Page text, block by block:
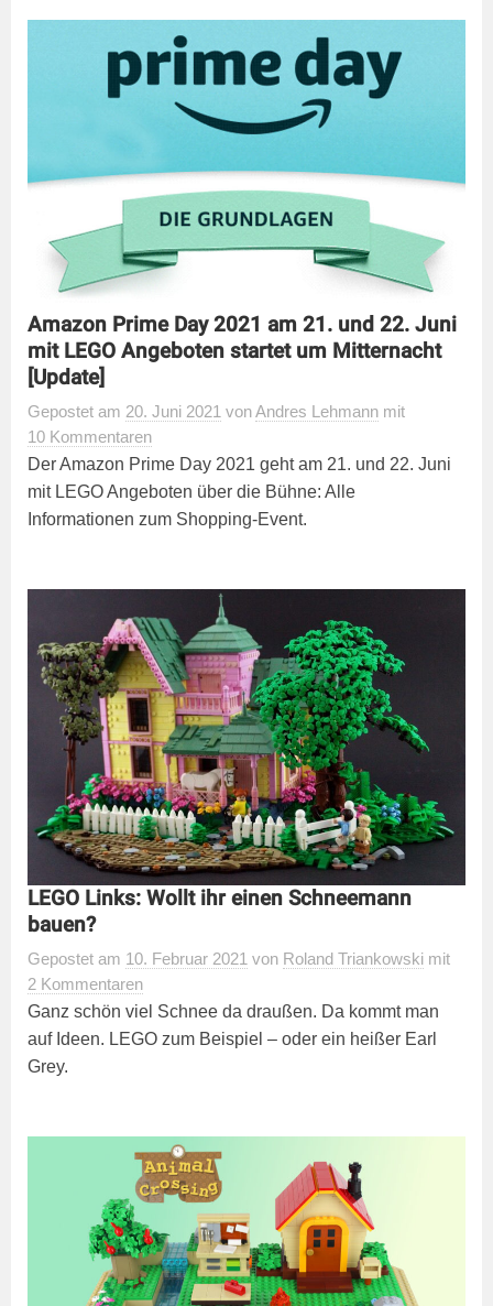
Amazon Prime Day 2021 am 21. und 22. Juni
mit LEGO Angeboten startet um Mitternacht
[Update]
Gepostet am 20. Juni 2021 vonAndres Lehmann mit
10 Kommentaren
Der Amazon Prime Day 2021 geht am 21. und 22. Juni
mit LEGO Angeboten über die Bühne: Alle
Informationen zum Shopping-Event.
LEGO Links: Wollt ihr einen Schneemann
bauen?
Gepostet am 10. Februar 2021 von Roland Triankowski mit
2 Kommentaren
Ganz schön viel Schnee da draußen. Da kommt man
auf Ideen. LEGO zum Beispiel – oder ein heißer Earl
Grey.